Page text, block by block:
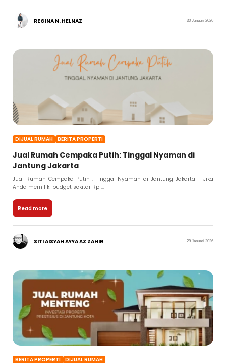
REGINA N. HELNAZ 30 Januari 2026
DIJUAL RUMAH BERITA PROPERTI
Jual Rumah Cempaka Putih: Tinggal Nyaman di
Jantung Jakarta
Jual Rumah Cempaka Putih : Tinggal Nyaman di Jantung Jakarta - Jika
Anda memiliki budget sekitar Rp1...
Read more
SITI AISYAH AYYA AZ ZAHIR 29 Januari 2026
BERITA PROPERTI DIJUAL RUMAH